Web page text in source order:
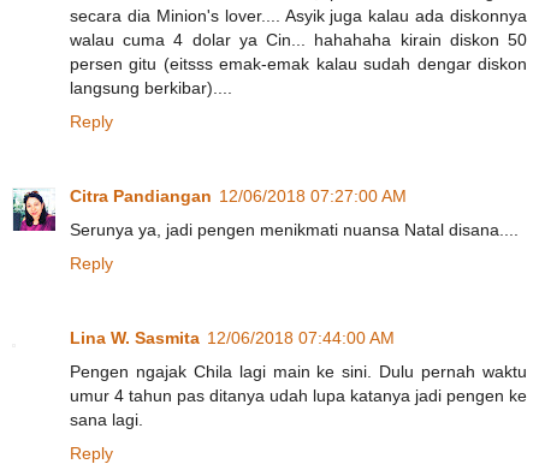
secara dia Minion's lover.... Asyik juga kalau ada diskonnya
walau cuma 4 dolar ya Cin... hahahaha kirain diskon 50
persen gitu (eitsss emak-emak kalau sudah dengar diskon
langsung berkibar)....
Reply
Citra Pandiangan 12/06/2018 07:27:00 AM
Serunya ya, jadi pengen menikmati nuansa Natal disana....
Reply
Lina W. Sasmita 12/06/2018 07:44:00 AM
Pengen ngajak Chila lagi main ke sini. Dulu pernah waktu
umur 4 tahun pas ditanya udah lupa katanya jadi pengen ke
sana lagi.
Reply